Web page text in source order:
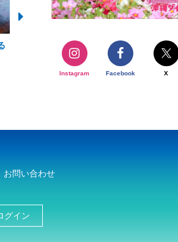
2026年度 かりゆしビーチ営業
期間および営業時間のお知らせ
2026年3月5日〜2026年10月31日
【期
開
Instagram Facebook X
お問い合わせ
グイン